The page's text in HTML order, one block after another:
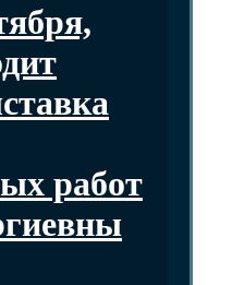
работ